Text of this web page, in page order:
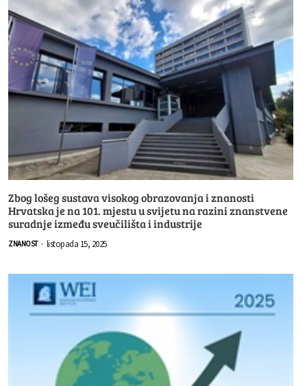
Zbog lošeg sustava visokog obrazovanja i znanosti
Hrvatska je na 101. mjestu u svijetu na razini znanstvene
suradnje između sveučilišta i industrije
ZNANOST - listopada 15, 2025